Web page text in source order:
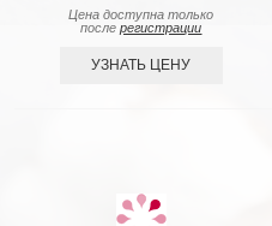
Цена доступна только
послерегистрации
УЗНАТЬ ЦЕНУ